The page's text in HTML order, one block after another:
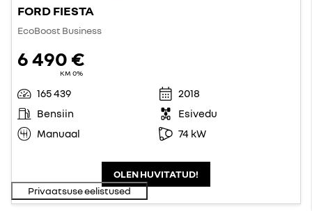
FORD FIESTA
EcoBoost Business
6 490 €
KM 0%
165 439
2018
Bensiin
Esivedu
Manuaal
74 kW
OLEN HUVITATUD!